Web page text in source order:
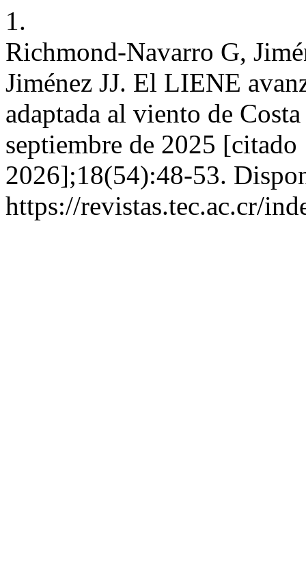
1.
Richmond-Navarro G,
Jiménez JJ. El LIENE
adaptada al viento de
septiembre de 2025 [citado
2026];18(54):48-53.
https://revistas.tec.ac.cr/